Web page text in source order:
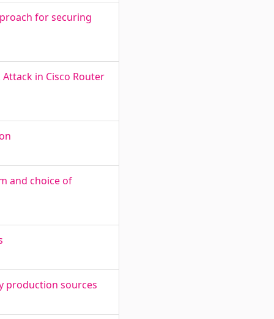
for securing
in Cisco Router
and choice of
production sources